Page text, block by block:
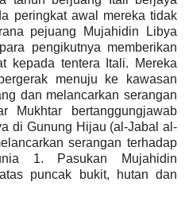
peringkat awal mereka tidak
pejuang Mujahidin Libya
pengikutnya memberikan
kepada tentera Itali. Mereka
menuju ke kawasan
dan melancarkan serangan
Mukhtar bertanggungjawab
di Gunung Hijau (al-Jabal al-
serangan terhadap
1. Pasukan Mujahidin
puncak bukit, hutan dan